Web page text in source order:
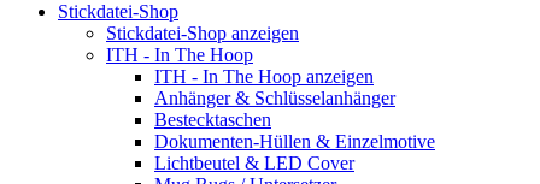
Stickdatei-Shop
Stickdatei-Shop anzeigen
ITH - In The Hoop
ITH - In The Hoop anzeigen
Anhänger & Schlüsselanhänger
Bestecktaschen
Dokumenten-Hüllen & Einzelmotive
Lichtbeutel & LED Cover